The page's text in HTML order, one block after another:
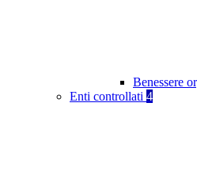
Benessere
Enti controllati 4